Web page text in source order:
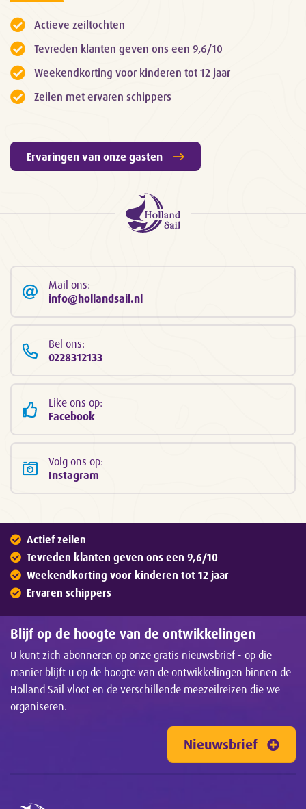
Actieve zeiltochten
Tevreden klanten geven ons een 9,6/10
Weekendkorting voor kinderen tot 12 jaar
Zeilen met ervaren schippers
Ervaringen van onze gasten
Mail ons:
info@hollandsail.nl
Bel ons:
0228312133
Like ons op:
Facebook
Volg ons op:
Instagram
Actief zeilen
Tevreden klanten geven ons een 9,6/10
Weekendkorting voor kinderen tot 12 jaar
Ervaren schippers
Blijf op de hoogte van de ontwikkelingen
U kunt zich abonneren op onze gratis nieuwsbrief - op die
manier blijft u op de hoogte van de ontwikkelingen binnen de
Holland Sail vloot en de verschillende meezeilreizen die we
organiseren.
Nieuwsbrief